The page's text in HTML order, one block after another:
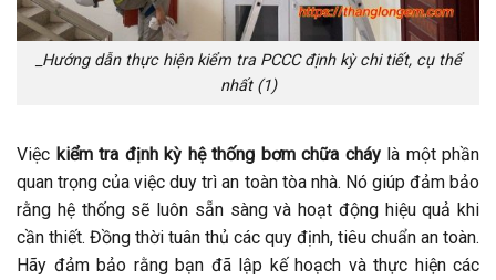
_Hướng dẫn thực hiện kiểm tra PCCC định kỳ chi tiết, cụ thể
nhất (1)
Việc kiểm tra định kỳ hệ thống bơm chữa cháy là một phần
quan trọng của việc duy trì an toàn tòa nhà. Nó giúp đảm bảo
rằng hệ thống sẽ luôn sẵn sàng và hoạt động hiệu quả khi
cần thiết. Đồng thời tuân thủ các quy định, tiêu chuẩn an toàn.
Hãy đảm bảo rằng bạn đã lập kế hoạch và thực hiện các